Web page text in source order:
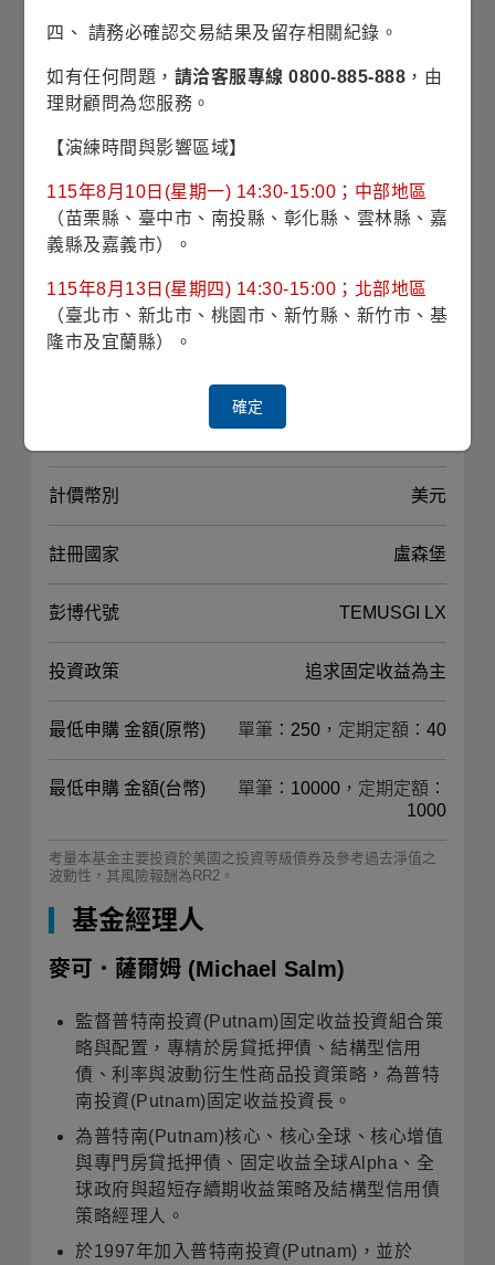
風險等級 RR2(保守型)
對應指數
Bloomberg U.S. Government -
Intermediate Index
經理費 0.400%
計價幣別 美元
註冊國家 盧森堡
彭博代號 TEMUSGI LX
投資政策 追求固定收益為主
最低申購 金額(原幣) 單筆：250，定期定額：40
最低申購 金額(台幣)
單筆：10000，定期定額：
1000
考量本基金主要投資於美國之投資等級債券及參考過去淨值之
波動性，其風險報酬為RR2。
基金經理人
麥可．薩爾姆 (Michael Salm)
監督普特南投資(Putnam)固定收益投資組合策
略與配置，專精於房貸抵押債、結構型信用
債、利率與波動衍生性商品投資策略，為普特
南投資(Putnam)固定收益投資長。
為普特南(Putnam)核心、核心全球、核心增值
與專門房貸抵押債、固定收益全球Alpha、全
球政府與超短存續期收益策略及結構型信用債
策略經理人。
於1997年加入普特南投資(Putnam)，並於
四、 請務必確認交易結果及留存相關紀錄。
如有任何問題， 請洽客服專線 0800-885-888 ，由
理財顧問為您服務。
【演練時間與影響區域】
115年8月10日(星期一) 14:30-15:00；中部地區
（苗栗縣、臺中市、南投縣、彰化縣、雲林縣、嘉
義縣及嘉義市）。
115年8月13日(星期四) 14:30-15:00；北部地區
（臺北市、新北市、桃園市、新竹縣、新竹市、基
隆市及宜蘭縣）。
確定